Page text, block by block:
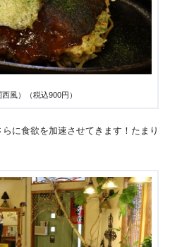
風）（税込900円）
に食欲を加速させてきます！たまり